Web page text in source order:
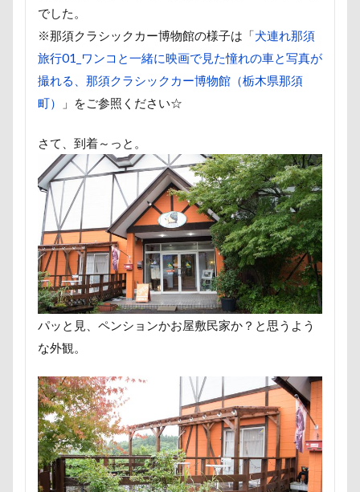
でした。
※那須クラシックカー博物館の様子は「犬連れ那須
旅行01_ワンコと一緒に映画で見た憧れの車と写真が
撮れる、那須クラシックカー博物館（栃木県那須
町）
」をご参照ください☆
さて、到着～っと。
パッと見、ペンションかお屋敷民家か？と思うよう
な外観。
似顔絵
串カツ田中 北千住店
人形
人をダメにするクッショ
同胎兄弟
小布施町
富山市
富士急ハイランド
富士吉田市
富士すばるランド
小春ちゃん
室内遊びレッスン 山梨県
巾着田
川
嵐山町 嵐山渓谷 島忠ホームズ
小松菜
山北町 山中湖村 山中湖
山下公園
屋内ドッグラン
居酒屋
小谷流の里ドギーズアイラ
小矢部市
宮城県 室内遊び 名前の由来
変顔
壁紙 壁 増税前 埼玉県
国営武蔵丘陵森林公園
噛み噛み
哀愁 吾妻郡 吹き出し皿
夕食
多頭飼い記念日 室内トレーニング
宝登山
宇宙犬スヌード 宇宙兄弟
子犬のワル
妖怪アンテナ
奇跡体験！アンビリーバボー
太閤山
夢の島
天然記念物 大脱出 大福
大物説